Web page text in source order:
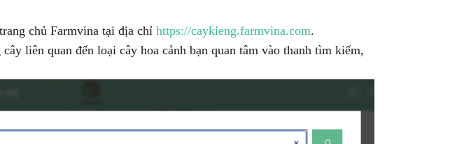
chủ Farmvina tại địa chỉ https://caykieng.farmvina.com.
liên quan đến loại cây hoa cảnh bạn quan tâm vào thanh tìm kiếm,